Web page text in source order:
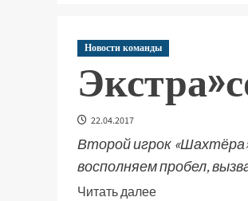
Новости команды
22.04.2017
Второй игрок
восполняем пробел,
Читать далее